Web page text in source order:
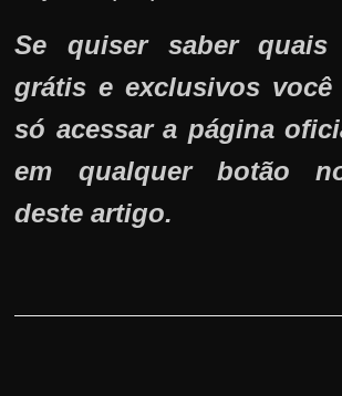
Se quiser saber
grátis e exclusivos você
só acessar a página
em qualquer botão
deste artigo.